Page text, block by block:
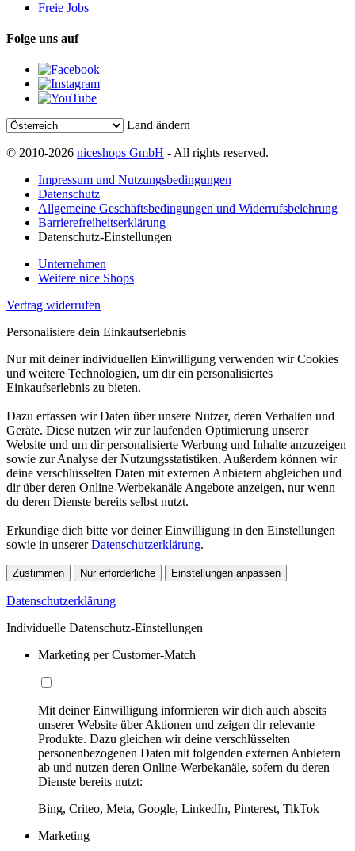
Freie Jobs
Folge uns auf
Land ändern
© 2010-2026 niceshops GmbH - All rights reserved.
Impressum und Nutzungsbedingungen
Datenschutz
Allgemeine Geschäftsbedingungen und Widerrufsbelehrung
Barrierefreiheitserklärung
Datenschutz-Einstellungen
Unternehmen
Weitere nice Shops
Vertrag widerrufen
Personalisiere dein Einkaufserlebnis
Nur mit deiner individuellen Einwilligung verwenden wir Cookies
und weitere Technologien, um dir ein personalisiertes
Einkaufserlebnis zu bieten.
Dazu erfassen wir Daten über unsere Nutzer, deren Verhalten und
Geräte. Diese nutzen wir zur laufenden Optimierung unserer
Website und um dir personalisierte Werbung und Inhalte anzuzeigen
sowie zur Analyse der Nutzungsstatistiken. Außerdem können wir
deine verschlüsselten Daten mit externen Anbietern abgleichen und
dir über deren Online-Werbekanäle Angebote anzeigen, nur wenn
du deren Dienste bereits selbst nutzt.
Erkundige dich bitte vor deiner Einwilligung in den Einstellungen
sowie in unsererDatenschutzerklärung.
Zustimmen Nur erforderliche Einstellungen anpassen
Datenschutzerklärung
Individuelle Datenschutz-Einstellungen
Marketing per Customer-Match
Mit deiner Einwilligung informieren wir dich auch abseits
unserer Website über Aktionen und zeigen dir relevante
Produkte. Dazu gleichen wir deine verschlüsselten
personenbezogenen Daten mit folgenden externen Anbietern
ab und nutzen deren Online-Werbekanäle, sofern du deren
Dienste bereits nutzt:
Bing, Criteo, Meta, Google, LinkedIn, Pinterest, TikTok
Marketing